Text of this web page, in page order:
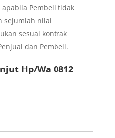
Pembeli tidak
sejumlah nilai
sesuai kontrak
dan Pembeli.
Hp/Wa 0812